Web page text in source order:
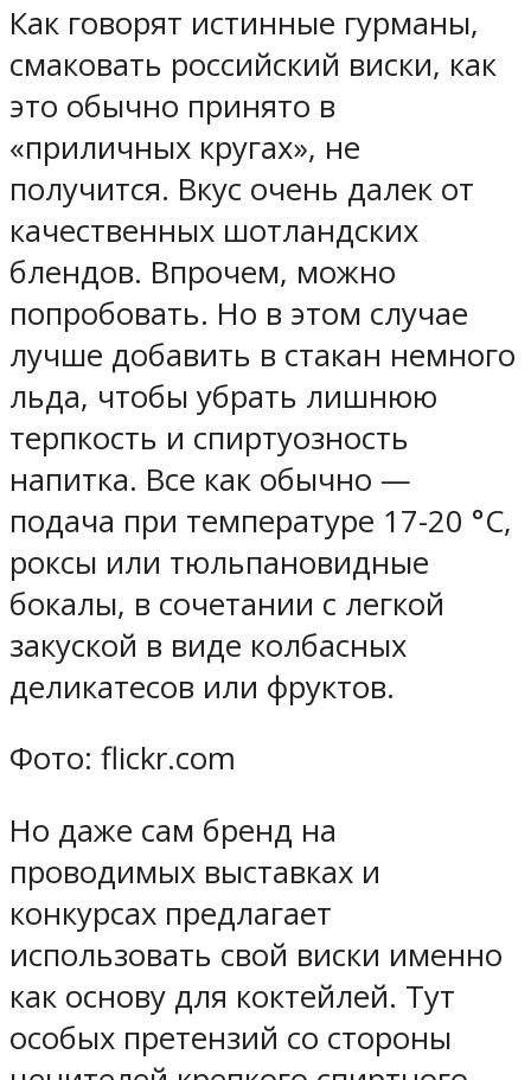
Как говорят истинные гурманы,
смаковать российский виски, как
это обычно принято в
«приличных кругах», не
получится. Вкус очень далек от
качественных шотландских
блендов. Впрочем, можно
попробовать. Но в этом случае
лучше добавить в стакан немного
льда, чтобы убрать лишнюю
терпкость и спиртуозность
напитка. Все как обычно —
подача при температуре 17-20 °С,
роксы или тюльпановидные
бокалы, в сочетании с легкой
закуской в виде колбасных
деликатесов или фруктов.
Фото: flickr.com
Но даже сам бренд на
проводимых выставках и
конкурсах предлагает
использовать свой виски именно
как основу для коктейлей. Тут
особых претензий со стороны